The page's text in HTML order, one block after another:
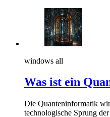
windows all
Was ist ein
Die Quanteninformatik
technologische Sprung